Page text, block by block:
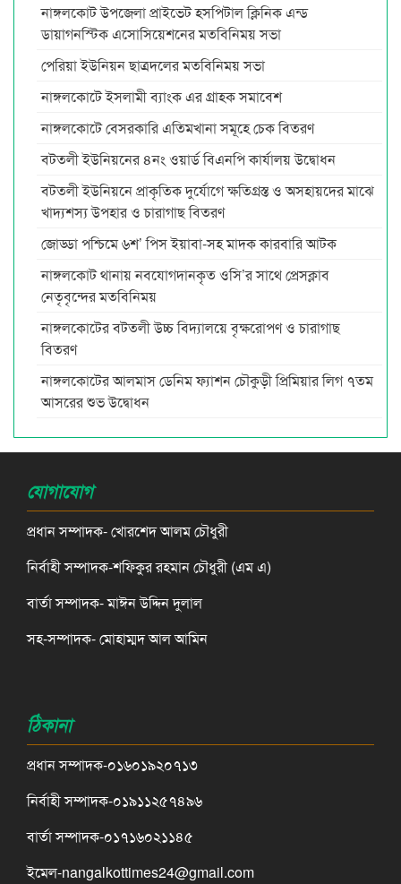
নাঙ্গলকোট উপজেলা প্রাইভেট হসপিটাল ক্লিনিক এন্ড
ডায়াগনস্টিক এসোসিয়েশনের মতবিনিময় সভা
পেরিয়া ইউনিয়ন ছাত্রদলের মতবিনিময় সভা
নাঙ্গলকোটে ইসলামী ব্যাংক এর গ্রাহক সমাবেশ
নাঙ্গলকোটে বেসরকারি এতিমখানা সমূহে চেক বিতরণ
বটতলী ইউনিয়নের ৪নং ওয়ার্ড বিএনপি কার্যালয় উদ্বোধন
বটতলী ইউনিয়নে প্রাকৃতিক দুর্যোগে ক্ষতিগ্রস্ত ও অসহায়দের মাঝে
খাদ্যশস্য উপহার ও চারাগাছ বিতরণ
জোড্ডা পশ্চিমে ৬শ’ পিস ইয়াবা-সহ মাদক কারবারি আটক
নাঙ্গলকোট থানায় নবযোগদানকৃত ওসি’র সাথে প্রেসক্লাব
নেতৃবৃন্দের মতবিনিময়
নাঙ্গলকোটের বটতলী উচ্চ বিদ্যালয়ে বৃক্ষরোপণ ও চারাগাছ
বিতরণ
নাঙ্গলকোটের আলমাস ডেনিম ফ্যাশন চৌকুড়ী প্রিমিয়ার লিগ ৭তম
আসরের শুভ উদ্বোধন
যোগাযোগ
প্রধান সম্পাদক- খোরশেদ আলম চৌধুরী
নির্বাহী সম্পাদক-শফিকুর রহমান চৌধুরী (এম এ)
বার্তা সম্পাদক- মাঈন উদ্দিন দুলাল
সহ-সম্পাদক- মোহাম্মদ আল আমিন
ঠিকানা
প্রধান সম্পাদক-০১৬০১৯২০৭১৩
নির্বাহী সম্পাদক-০১৯১১২৫৭৪৯৬
বার্তা সম্পাদক-০১৭১৬০২১১৪৫
ইমেল-nangalkottimes24@gmail.com